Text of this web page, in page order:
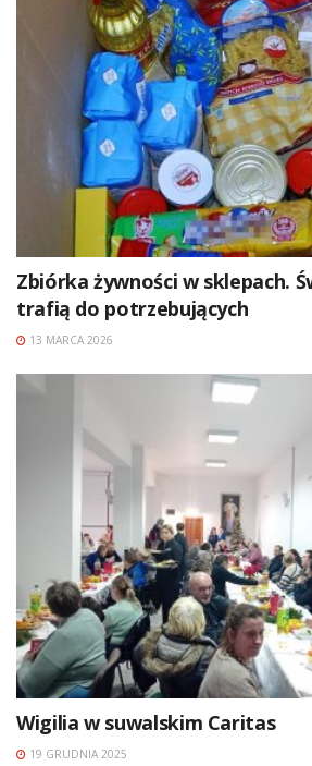
Zbiórka żywności w sklepach.
trafią do potrzebujących
13 MARCA 2026
Wigilia w suwalskim Caritas
19 GRUDNIA 2025